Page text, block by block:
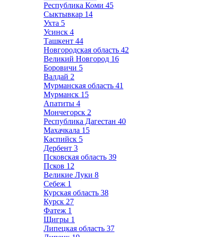
Республика Коми 45
Сыктывкар 14
Ухта 5
Усинск 4
Ташкент 44
Новгородская область 42
Великий Новгород 16
Боровичи 5
Валдай 2
Мурманская область 41
Мурманск 15
Апатиты 4
Мончегорск 2
Республика Дагестан 40
Махачкала 15
Каспийск 5
Дербент 3
Псковская область 39
Псков 12
Великие Луки 8
Себеж 1
Курская область 38
Курск 27
Фатеж 1
Щигры 1
Липецкая область 37